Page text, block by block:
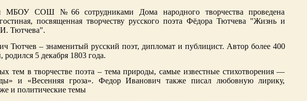
МБОУ СОШ №66 сотрудниками Дома народного творчества проведена
посвященная творчеству русского поэта Фёдора Тютчева "Жизнь и
Тютчева".
Тютчев – знаменитый русский поэт, дипломат и публицист. Автор более 400
родился 5 декабря 1803 года.
тем в творчестве поэта – тема природы, самые известные стихотворения —
и «Весенняя гроза». Федор Иванович также писал любовную лирику,
и политические темы